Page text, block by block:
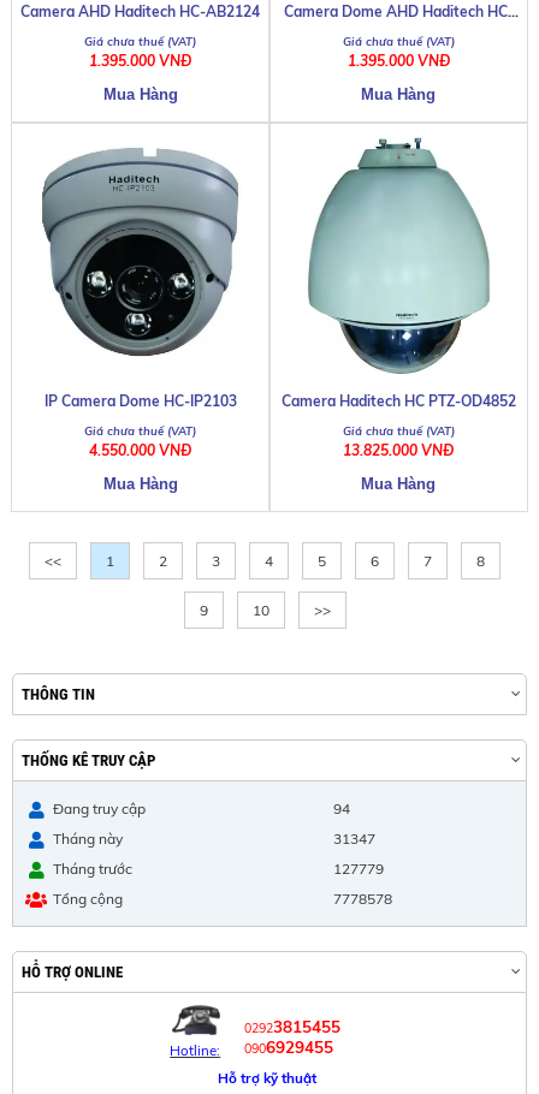
Camera AHD Haditech HC-AB2124
1.395.000 VNĐ
Camera Dome AHD Haditech HC-
AD2118
1.395.000 VNĐ
IP Camera Dome HC-IP2103
4.550.000 VNĐ
Camera Haditech HC PTZ-OD4852
13.825.000 VNĐ
<< 1 2 3 4 5 6 7 8
9 10 >>
THÔNG TIN
THỐNG KÊ TRUY CẬP
Đang truy cập
94
Tháng này
31347
Tháng trước
127779
Tổng cộng
7778578
HỖ TRỢ ONLINE
Hotline:
02923815455
0906929455
Hỗ trợ kỹ thuật